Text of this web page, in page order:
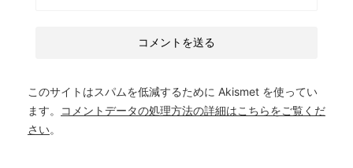
このサイトはスパムを低減するために Akismet を使ってい
ます。
コメントデータの処理方法の詳細はこちらをご覧くだ
さい。